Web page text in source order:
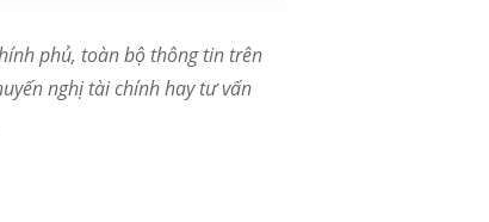
phủ, toàn bộ thông tin trên
nghị tài chính hay tư vấn